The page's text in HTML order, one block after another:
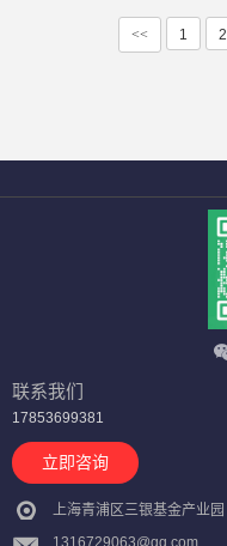
<< 1 2
联系我们
17853699381
立即咨询
上海青浦区三银基金产业园
1316729063@qq.com